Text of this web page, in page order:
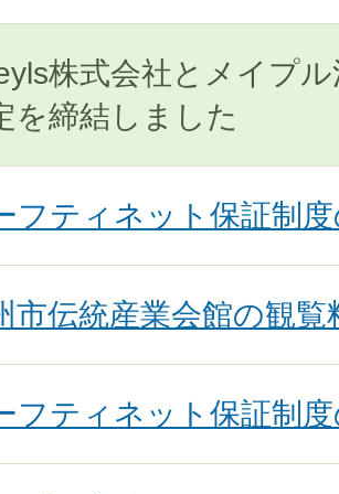
株式会社とメイプ
を締結しました
フティネット保証制
市伝統産業会館の観
フティネット保証制